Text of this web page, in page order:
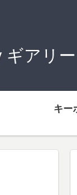
ギアリー
キー